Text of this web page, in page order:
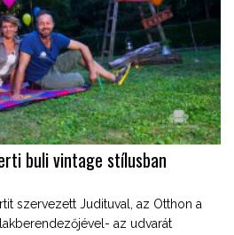
buli vintage stílusban
szervezett Judituval, az Otthon a
az udvarát